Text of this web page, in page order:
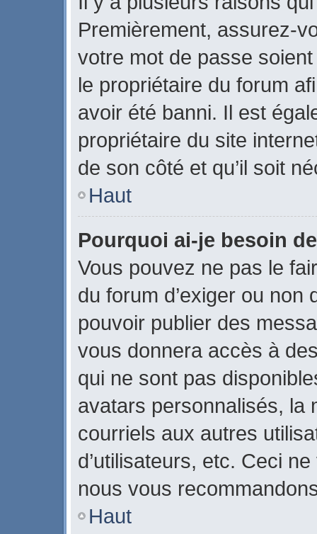
Premièrement, assurez-
votre mot de passe
le propriétaire du forum
avoir été banni. Il est
propriétaire du site
de son côté et qu’il soit
Haut
Pourquoi ai-je besoin
Vous pouvez ne pas le
du forum d’exiger ou
pouvoir publier des
vous donnera accès à
qui ne sont pas
avatars personnalisés, la
courriels aux autres
d’utilisateurs, etc. Ceci
nous vous
Haut